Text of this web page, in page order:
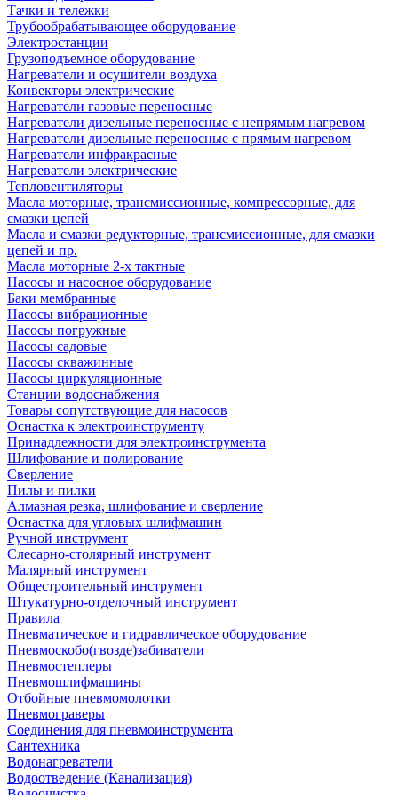
Тачки и тележки
Трубообрабатывающее оборудование
Электростанции
Грузоподъемное оборудование
Нагреватели и осушители воздуха
Конвекторы электрические
Нагреватели газовые переносные
Нагреватели дизельные переносные с непрямым нагревом
Нагреватели дизельные переносные с прямым нагревом
Нагреватели инфракрасные
Нагреватели электрические
Тепловентиляторы
Масла моторные, трансмиссионные, компрессорные, для
смазки цепей
Масла и смазки редукторные, трансмиссионные, для смазки
цепей и пр.
Масла моторные 2-х тактные
Насосы и насосное оборудование
Баки мембранные
Насосы вибрационные
Насосы погружные
Насосы садовые
Насосы скважинные
Насосы циркуляционные
Станции водоснабжения
Товары сопутствующие для насосов
Оснастка к электроинструменту
Принадлежности для электроинструмента
Шлифование и полирование
Сверление
Пилы и пилки
Алмазная резка, шлифование и сверление
Оснастка для угловых шлифмашин
Ручной инструмент
Слесарно-столярный инструмент
Малярный инструмент
Общестроительный инструмент
Штукатурно-отделочный инструмент
Правила
Пневматическое и гидравлическое оборудование
Пневмоскобо(гвозде)забиватели
Пневмостеплеры
Пневмошлифмашины
Отбойные пневмомолотки
Пневмограверы
Соединения для пневмоинструмента
Сантехника
Водонагреватели
Водоотведение (Канализация)